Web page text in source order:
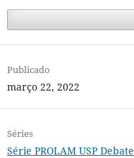
Publicado
março 22, 2022
Séries
Série PROLAM USP Debate